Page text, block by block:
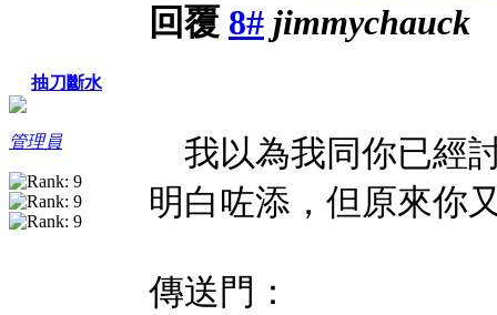
抽刀斷水
管理員
回覆 8# jimmychauck
我以為我同你已經
明白咗添，但原來你
傳送門：